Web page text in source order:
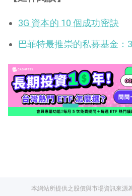
3G 資本的 10 個成功密訣
巴菲特最推崇的私募基金：
本網站所提供之股價與市場資訊來源